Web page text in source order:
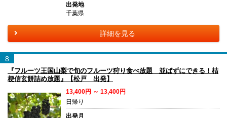
出発地
千葉県
詳細を見る
8
『フルーツ王国山梨で旬のフルーツ狩り食べ放題 並ばずにできる！桔
梗信玄餅詰め放題』【松戸 出発】
13,400円 ～ 13,400円
日帰り
出発月